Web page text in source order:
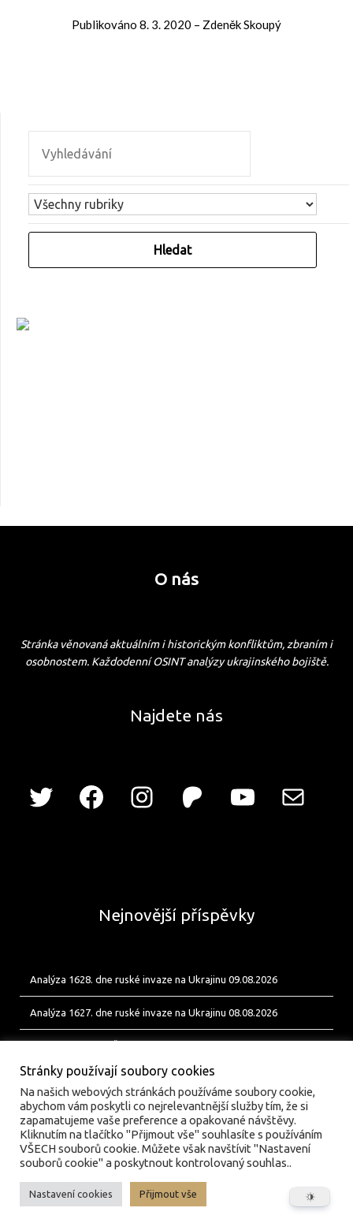
Publikováno 8. 3. 2020 – Zdeněk Skoupý
O nás
Stránka věnovaná aktuálním i historickým konfliktům, zbraním i
osobnostem. Každodenní OSINT analýzy ukrajinského bojiště.
Najdete nás
Nejnovější příspěvky
Analýza 1628. dne ruské invaze na Ukrajinu 09.08.2026
Analýza 1627. dne ruské invaze na Ukrajinu 08.08.2026
© valka.online | Vydavatel: Jan Tofl, Plzeň | ISSN 3029-
6420
Stránky používají soubory cookies
Na našich webových stránkách používáme soubory cookie,
abychom vám poskytli co nejrelevantnější služby tím, že si
zapamatujeme vaše preference a opakované návštěvy.
Kliknutím na tlačítko "Přijmout vše" souhlasíte s používáním
VŠECH souborů cookie. Můžete však navštívit "Nastavení
souborů cookie" a poskytnout kontrolovaný souhlas..
Nastavení cookies Přijmout vše